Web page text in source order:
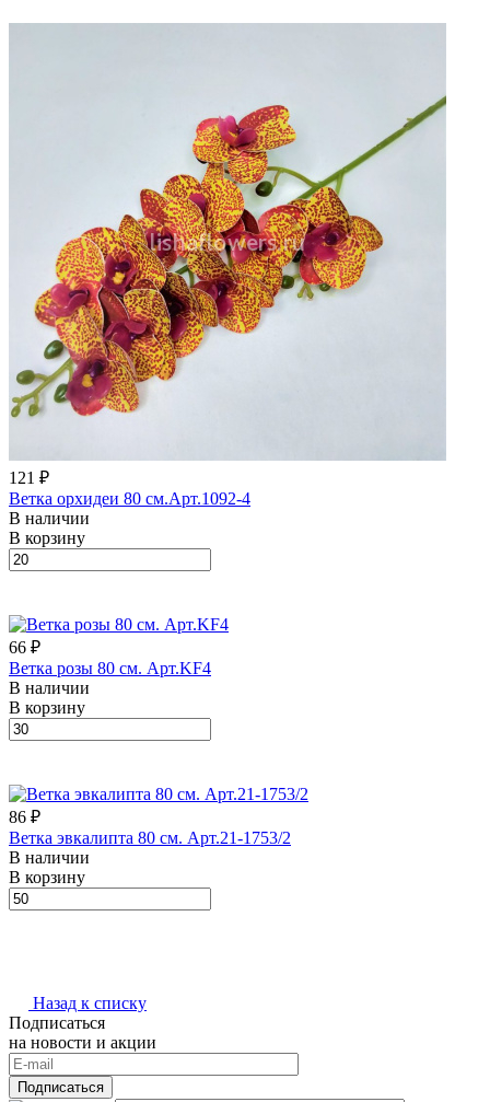
121 ₽
Ветка орхидеи 80 см.Арт.1092-4
В наличии
В корзину
66 ₽
Ветка розы 80 см. Арт.KF4
В наличии
В корзину
86 ₽
Ветка эвкалипта 80 см. Арт.21-1753/2
В наличии
В корзину
Назад к списку
Подписаться
на новости и акции
Подписаться